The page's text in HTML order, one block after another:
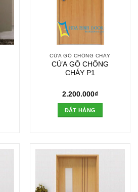
CỬA GỖ CHỐNG CHÁY
CỬA GỖ CHỐNG
CHÁY P1
2.200.000₫
ĐẶT HÀNG